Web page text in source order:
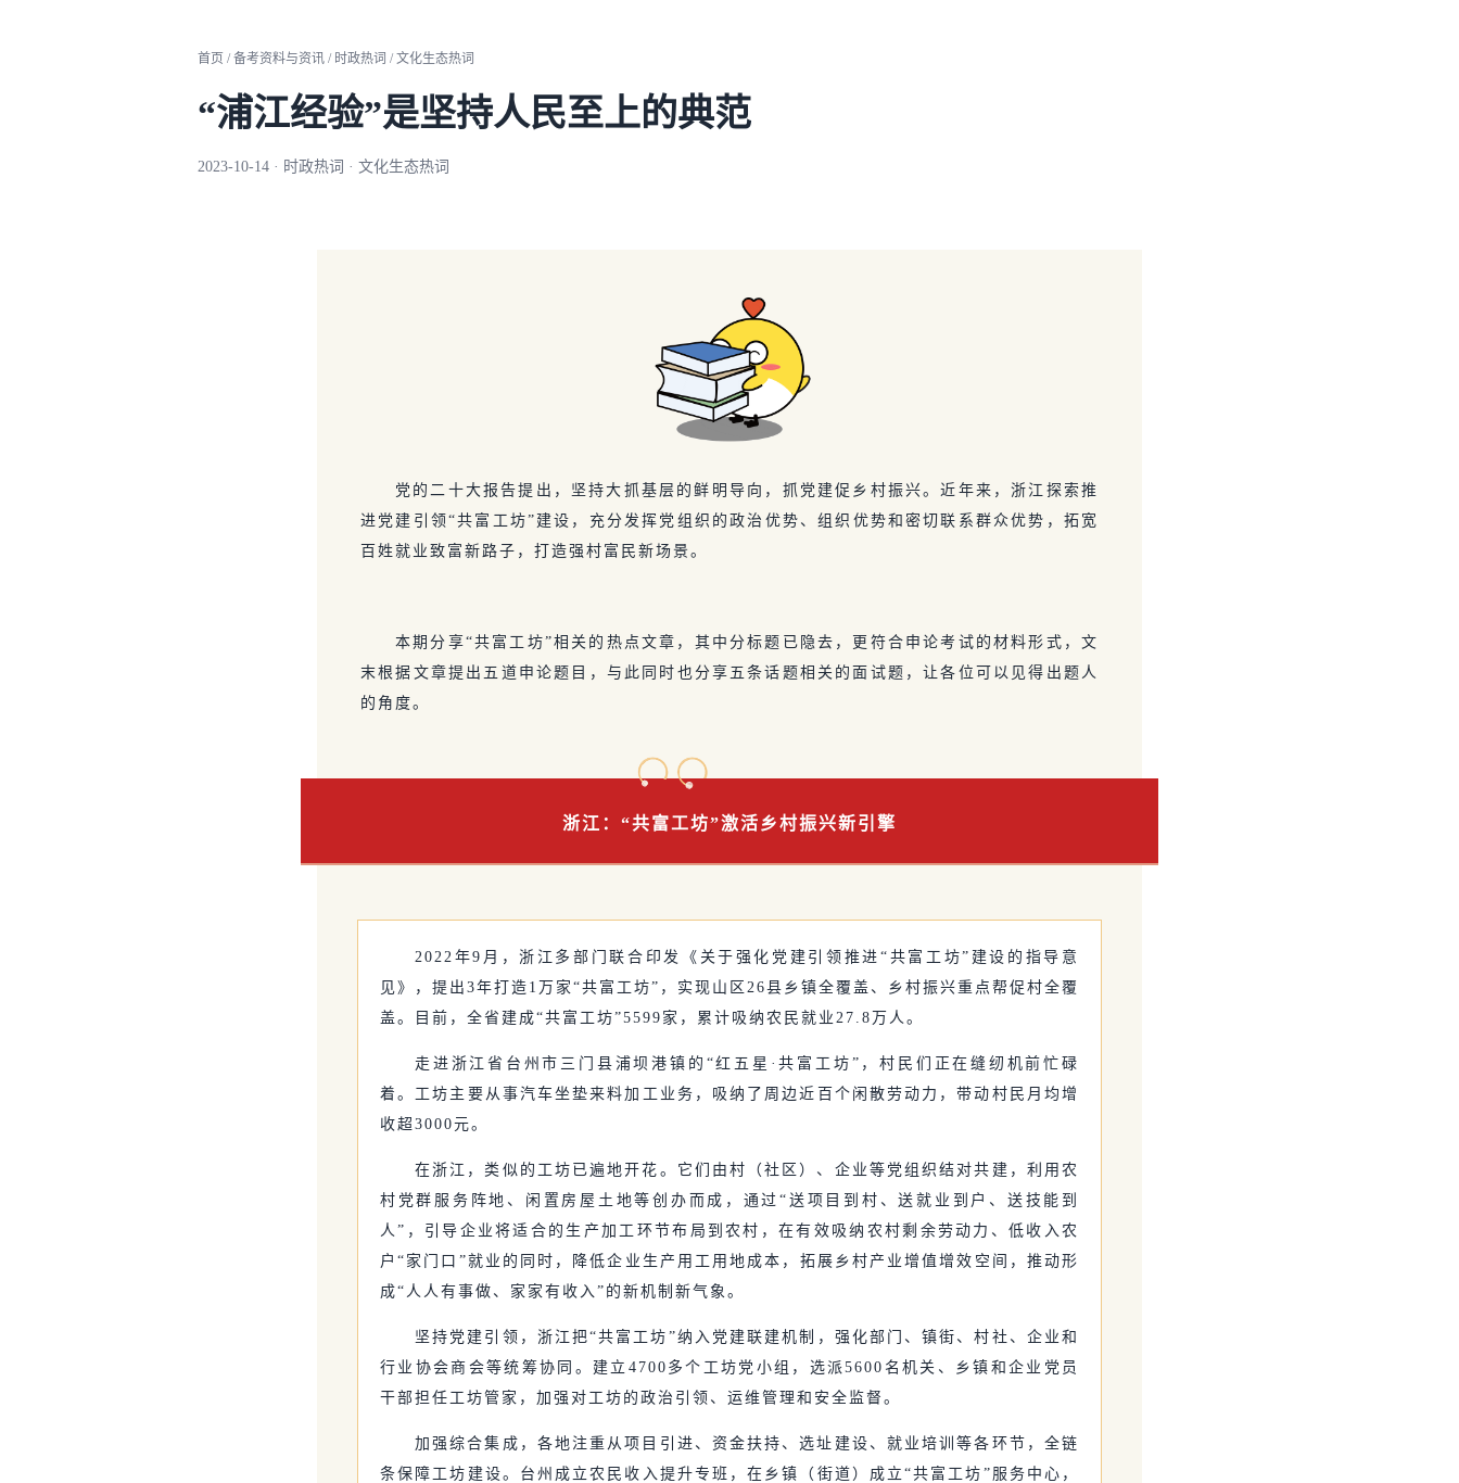
首页 / 备考资料与资讯 / 时政热词 / 文化生态热词
“浦江经验”是坚持人民至上的典范
2023-10-14 · 时政热词 · 文化生态热词
党的二十大报告提出，坚持大抓基层的鲜明导向，抓党建促乡村振兴。近年来，浙江探索推
进党建引领“共富工坊”建设，充分发挥党组织的政治优势、组织优势和密切联系群众优势，拓宽
百姓就业致富新路子，打造强村富民新场景。
本期分享“共富工坊”相关的热点文章，其中分标题已隐去，更符合申论考试的材料形式，文
末根据文章提出五道申论题目，与此同时也分享五条话题相关的面试题，让各位可以见得出题人
的角度。
浙江：“共富工坊”激活乡村振兴新引擎
2022年9月，浙江多部门联合印发《关于强化党建引领推进“共富工坊”建设的指导意
见》，提出3年打造1万家“共富工坊”，实现山区26县乡镇全覆盖、乡村振兴重点帮促村全覆
盖。目前，全省建成“共富工坊”5599家，累计吸纳农民就业27.8万人。
走进浙江省台州市三门县浦坝港镇的“红五星·共富工坊”，村民们正在缝纫机前忙碌
着。工坊主要从事汽车坐垫来料加工业务，吸纳了周边近百个闲散劳动力，带动村民月均增
收超3000元。
在浙江，类似的工坊已遍地开花。它们由村（社区）、企业等党组织结对共建，利用农
村党群服务阵地、闲置房屋土地等创办而成，通过“送项目到村、送就业到户、送技能到
人”，引导企业将适合的生产加工环节布局到农村，在有效吸纳农村剩余劳动力、低收入农
户“家门口”就业的同时，降低企业生产用工用地成本，拓展乡村产业增值增效空间，推动形
成“人人有事做、家家有收入”的新机制新气象。
坚持党建引领，浙江把“共富工坊”纳入党建联建机制，强化部门、镇街、村社、企业和
行业协会商会等统筹协同。建立4700多个工坊党小组，选派5600名机关、乡镇和企业党员
干部担任工坊管家，加强对工坊的政治引领、运维管理和安全监督。
加强综合集成，各地注重从项目引进、资金扶持、选址建设、就业培训等各环节，全链
条保障工坊建设。台州成立农民收入提升专班，在乡镇（街道）成立“共富工坊”服务中心，